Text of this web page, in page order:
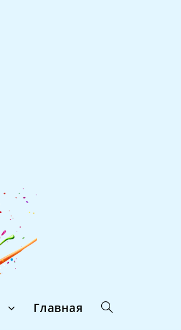
Главная